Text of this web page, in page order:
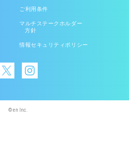
ご利用条件
マルチステークホルダー
方針
情報セキュリティポリシー
© en Inc.